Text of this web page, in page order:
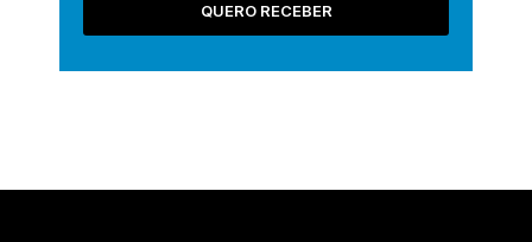
QUERO RECEBER